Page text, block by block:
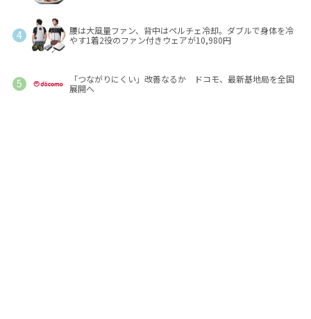
腰は大風量ファン、背中はペルチェ冷却。ダブルで身体を冷
やす1着2役のファン付きウェアが10,980円
「つながりにくい」改善なるか ドコモ、最新基地局を全国
展開へ